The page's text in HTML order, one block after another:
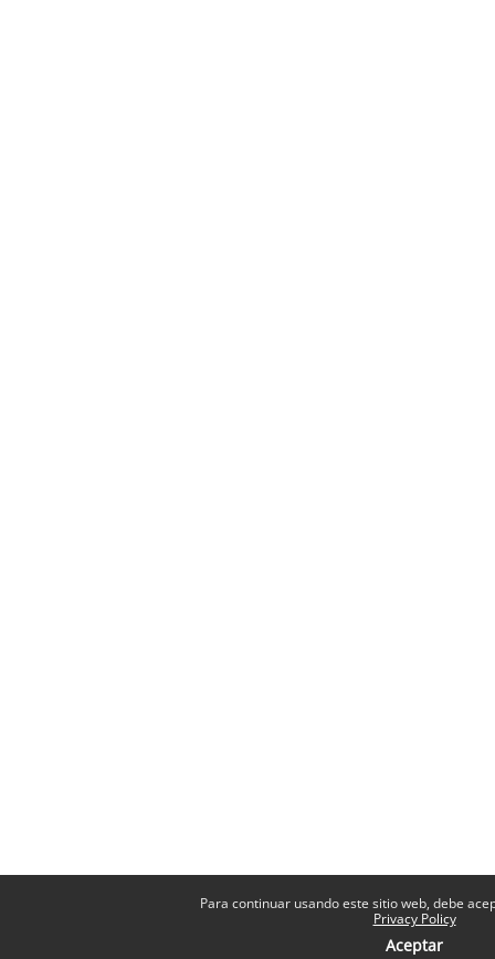
Para continuar usando este sitio web, debe
Privacy Policy
Aceptar